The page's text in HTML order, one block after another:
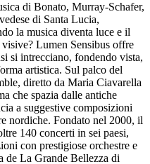
di Bonato, Murray-Schafer,
di Santa Lucia,
la musica diventa luce e il
Lumen Sensibus offre
si intrecciano, fondendo vista,
artistica. Sul palco del
diretto da Maria Ciavarella
che spazia dalle antiche
a suggestive composizioni
nordiche. Fondato nel 2000, il
140 concerti in sei paesi,
con prestigiose orchestre e
de La Grande Bellezza di